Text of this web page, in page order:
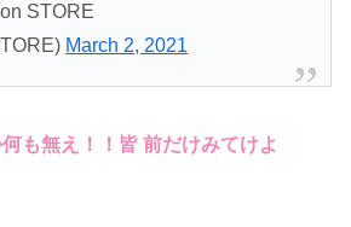
STORE
March 2, 2021
も無え！！皆 前だけみてけよ